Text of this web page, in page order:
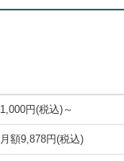
1,000円(税込)～
月額9,878円(税込)